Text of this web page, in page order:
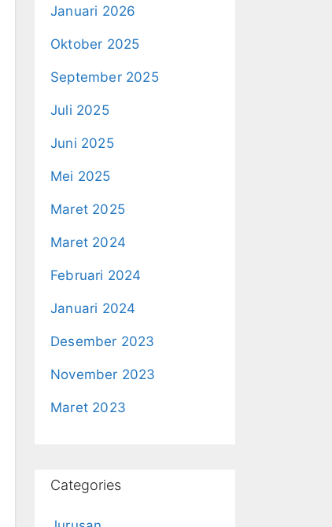
Januari 2026
Oktober 2025
September 2025
Juli 2025
Juni 2025
Mei 2025
Maret 2025
Maret 2024
Februari 2024
Januari 2024
Desember 2023
November 2023
Maret 2023
Categories